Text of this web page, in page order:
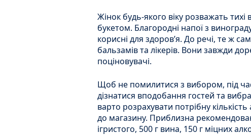
Жінок будь-якого віку розважать
букетом. Благородні напої з
корисні для здоров’я. До речі, те ж
бальзамів та лікерів. Вони завжди
поціновувачі.
Щоб не помилитися з вибором, під
дізнатися вподобання гостей та
варто розрахувати потрібну
до магазину. Приблизна
ігристого, 500 г вина, 150 г міцних